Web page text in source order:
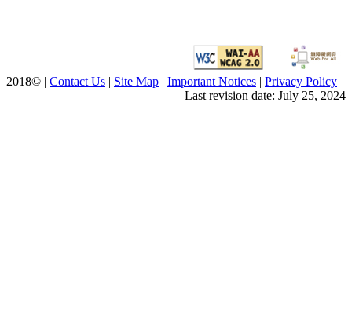
2018© | Contact Us | Site Map | Important Notices | Privacy Policy
Last revision date: July 25, 2024